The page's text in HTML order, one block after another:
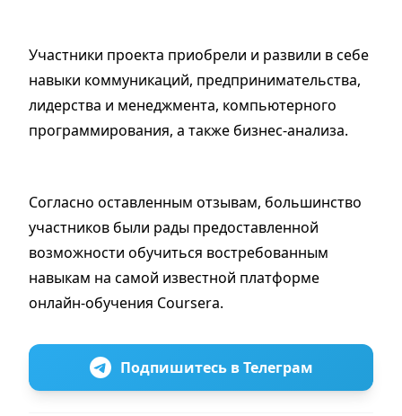
Участники проекта приобрели и развили в себе
навыки коммуникаций, предпринимательства,
лидерства и менеджмента, компьютерного
программирования, а также бизнес-анализа.
Согласно оставленным отзывам, большинство
участников были рады предоставленной
возможности обучиться востребованным
навыкам на самой известной платформе
онлайн-обучения Coursera.
Подпишитесь в Телеграм